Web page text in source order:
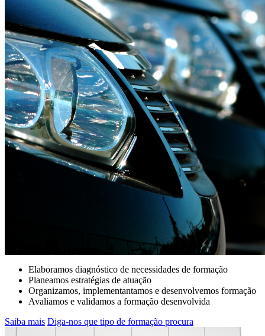
CONDUÇÃO DE VIATURAS
ELÉTRICAS E PHEV
SAIBA MAIS AQUI....Em parceria com a Academia Brisa
de Condução, a CR&M iniciou o processo de formação
dos condutores de viaturas elétricas da frota Controlauto
Elaboramos diagnóstico de necessidades de formação
Planeamos estratégias de atuação
Organizamos, implementantamos e desenvolvemos formação
Avaliamos e validamos a formação desenvolvida
Saiba mais Diga-nos que tipo de formação procura